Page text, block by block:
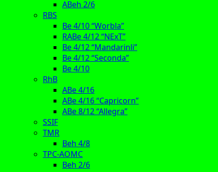
ABeh 2/6
RBS
Be 4/10 “Worbla”
RABe 4/12 “NExT”
Be 4/12 “Mandarinli”
Be 4/12 “Seconda”
Be 4/10
RhB
ABe 4/16
ABe 4/16 “Capricorn”
ABe 8/12 “Allegra”
SSIF
TMR
Beh 4/8
TPC-AOMC
Beh 2/6